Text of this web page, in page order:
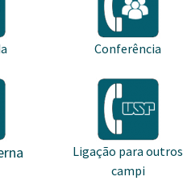
Conferência
Ligação para outros
campi